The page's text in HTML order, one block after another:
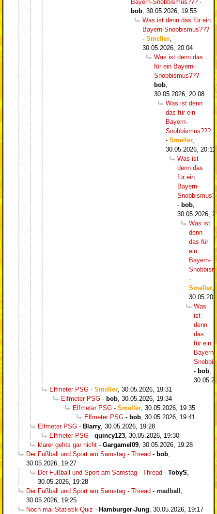
Bayern-Snobbismus??? -
bob 30.05.2026, 19:55
Was ist denn das für ein
Bayern-Snobbismus???
- Smeller
30.05.2026, 20:04
Was ist denn das
für ein Bayern-
Snobbismus??? -
bob
30.05.2026, 20:08
Was ist denn
das für ein
Bayern-
Snobbismus???
- Smeller
30.05.2026, 20:11
Was ist
denn das
für ein
Bayern-
- bob
30.05.2026,
Was ist
denn
das für
ein
Bayern-
-
Smeller
Was
ist
denn
das
für ein
Bayern-
- bob
Elfmeter PSG - Smeller 30.05.2026, 19:31
Elfmeter PSG - bob 30.05.2026, 19:34
Elfmeter PSG - Smeller 30.05.2026, 19:35
Elfmeter PSG - bob 30.05.2026, 19:41
Elfmeter PSG - Blarry 30.05.2026, 19:28
Elfmeter PSG - quincy123 30.05.2026, 19:30
klarer gehts gar nicht - Gargamel09 30.05.2026, 19:28
Der Fußball und Sport am Samstag - Thread - bob
30.05.2026, 19:27
Der Fußball und Sport am Samstag - Thread - TobyS
30.05.2026, 19:28
Der Fußball und Sport am Samstag - Thread - madball
30.05.2026, 19:25
Noch mal Statistik-Quiz - Hamburger-Jung 30.05.2026, 19:17